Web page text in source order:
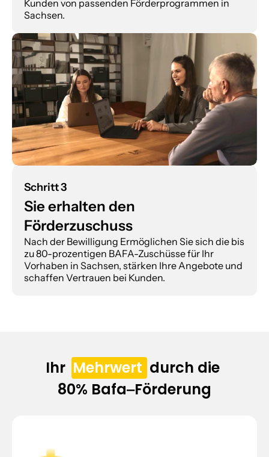
Kunden von passenden Förderprogrammen in
Sachsen.
Schritt 3
Sie erhalten den
Förderzuschuss
Nach der Bewilligung Ermöglichen Sie sich die bis
zu 80-prozentigen BAFA-Zuschüsse für Ihr
Vorhaben in Sachsen, stärken Ihre Angebote und
schaffen Vertrauen bei Kunden.
Ihr Mehrwert
  durch die
80% Bafa‒Förderung